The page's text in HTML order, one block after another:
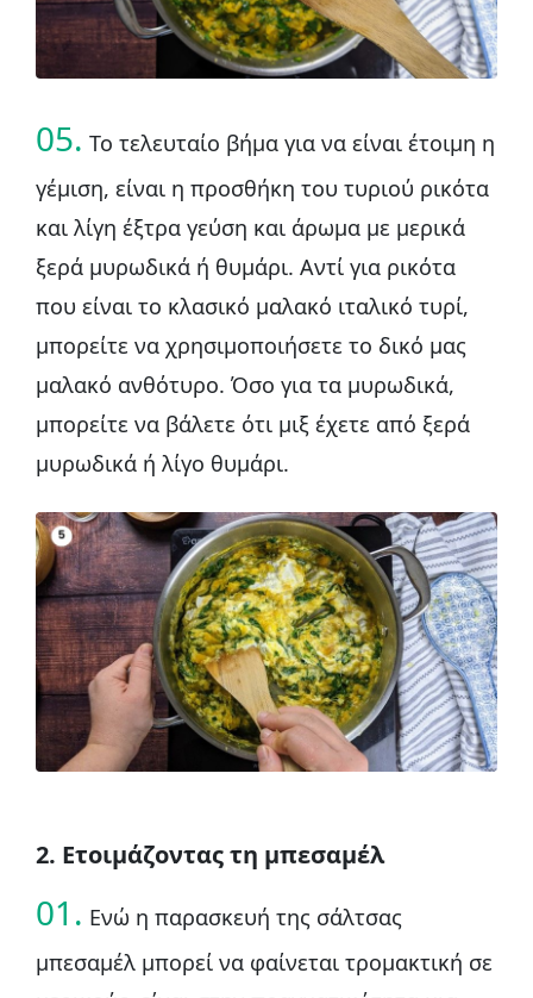
05. Το τελευταίο βήμα για να είναι έτοιμη η
γέμιση, είναι η προσθήκη του τυριού ρικότα
και λίγη έξτρα γεύση και άρωμα με μερικά
ξερά μυρωδικά ή θυμάρι. Αντί για ρικότα
που είναι το κλασικό μαλακό ιταλικό τυρί,
μπορείτε να χρησιμοποιήσετε το δικό μας
μαλακό ανθότυρο. Όσο για τα μυρωδικά,
μπορείτε να βάλετε ότι μιξ έχετε από ξερά
μυρωδικά ή λίγο θυμάρι.
2. Ετοιμάζοντας τη μπεσαμέλ
01. Ενώ η παρασκευή της σάλτσας
μπεσαμέλ μπορεί να φαίνεται τρομακτική σε